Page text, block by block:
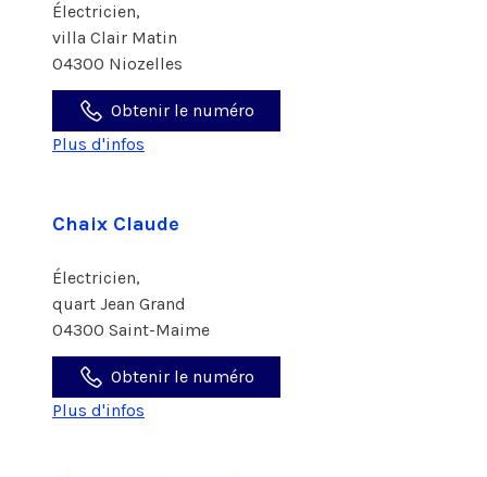
Électricien,
villa Clair Matin
04300 Niozelles
Obtenir le numéro
Plus d'infos
Chaix Claude
Électricien,
quart Jean Grand
04300 Saint-Maime
Obtenir le numéro
Plus d'infos